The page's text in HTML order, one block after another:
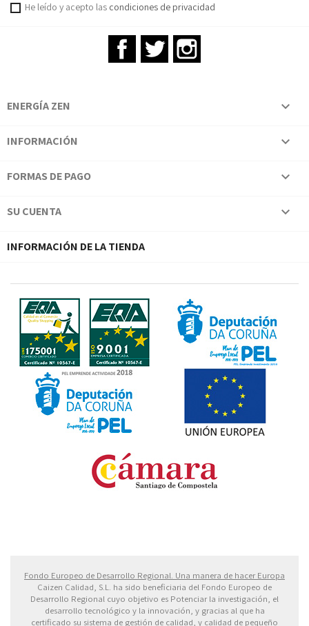
He leído y acepto las condiciones de privacidad
FacebookTwitter
ENERGÍA ZEN 
INFORMACIÓN 
FORMAS DE PAGO 
SU CUENTA 
INFORMACIÓN DE LA TIENDA
Fondo Europeo de Desarrollo Regional. Una manera de hacer Europa
Caizen Calidad, S.L. ha sido beneficiaria del Fondo Europeo de
Desarrollo Regional cuyo objetivo es Potenciar la investigación, el
desarrollo tecnológico y la innovación, y gracias al que ha
certificado su sistema de gestión de calidad, y calidad de pequeño